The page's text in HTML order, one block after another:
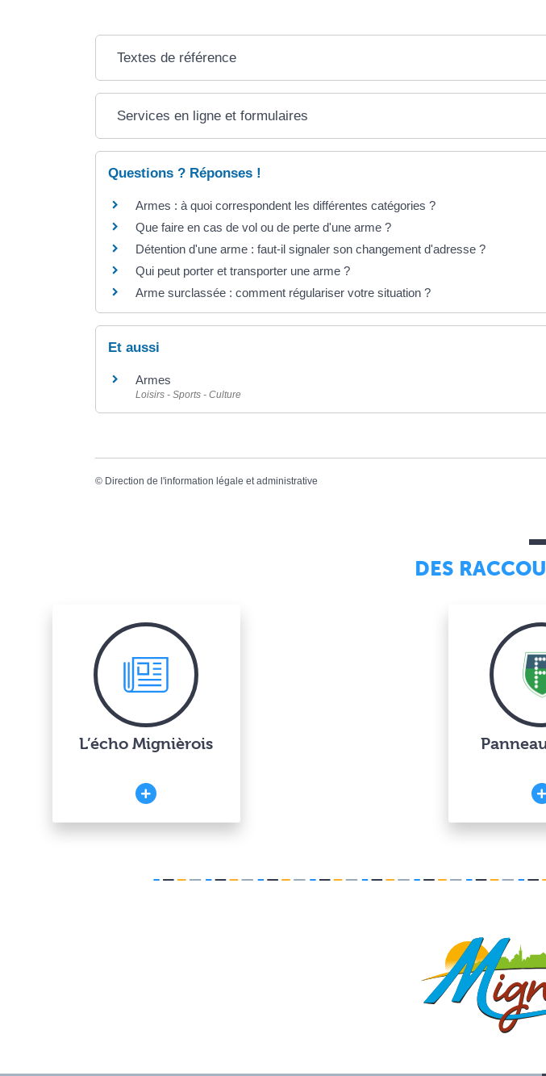
Textes de référence
Services en ligne et formulaires
Questions ? Réponses !
Armes : à quoi correspondent les différentes catégories ?
Que faire en cas de vol ou de perte d'une arme ?
Détention d'une arme : faut-il signaler son changement d'adresse ?
Qui peut porter et transporter une arme ?
Arme surclassée : comment régulariser votre situation ?
Et aussi
Armes
Loisirs - Sports - Culture
© Direction de l'information légale et administrative
DES
L’écho Mignièrois